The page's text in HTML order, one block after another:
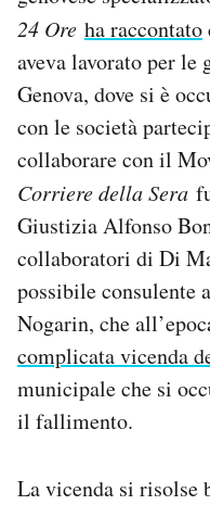
24 Ore ha raccontato
aveva lavorato per le
Genova, dove si è
con le società
collaborare con il
Corriere della Sera
Giustizia Alfonso
collaboratori di Di
possibile consulente
Nogarin, che
complicata vicenda
municipale che si
il fallimento.
La vicenda si risolse